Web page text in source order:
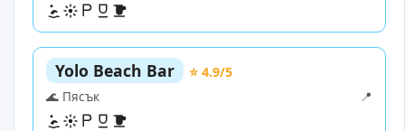
Yolo Beach Bar
⭐ 4.9/5
🌊 Пясък
📍